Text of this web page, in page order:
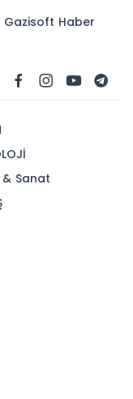
Gazisoft Haber
Sanat